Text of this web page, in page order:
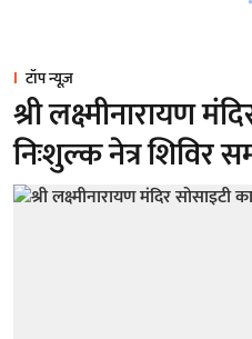
टॉप न्यूज़
श्री लक्ष्मीनारायण
निःशुल्क नेत्र शिविर